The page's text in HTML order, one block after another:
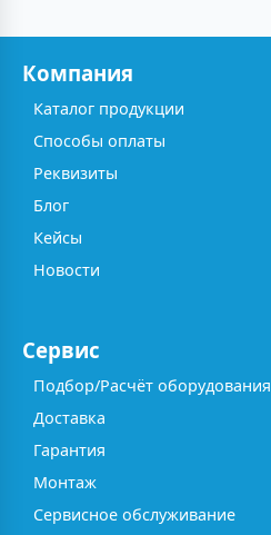
Компания
Каталог продукции
Способы оплаты
Реквизиты
Блог
Кейсы
Новости
Сервис
Подбор/Расчёт оборудования
Доставка
Гарантия
Монтаж
Сервисное обслуживание